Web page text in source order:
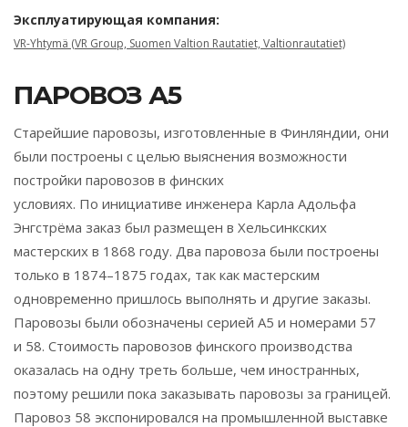
Эксплуатирующая компания:
VR-Yhtymä (VR Group, Suomen Valtion Rautatiet, Valtionrautatiet)
ПАРОВОЗ А5
Старейшие паровозы, изготовленные в Финляндии, они
были построены с целью выяснения возможности
постройки паровозов в финских
условиях. По инициативе инженера Карла Адольфа
Энгстрёма заказ был размещен в Хельсинкских
мастерских в 1868 году. Два паровоза были построены
только в 1874–1875 годах, так как мастерским
одновременно пришлось выполнять и другие заказы.
Паровозы были обозначены серией А5 и номерами 57
и 58. Стоимость паровозов финского производства
оказалась на одну треть больше, чем иностранных,
поэтому решили пока заказывать паровозы за границей.
Паровоз 58 экспонировался на промышленной выставке